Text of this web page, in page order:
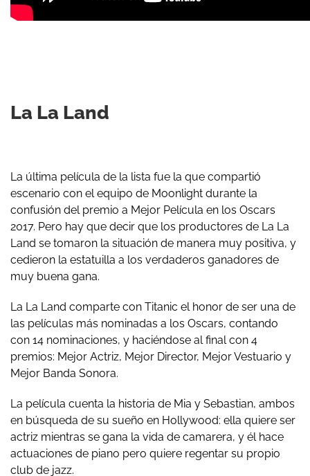
La La Land
La última película de la lista fue la que compartió
escenario con el equipo de Moonlight durante la
confusión del premio a Mejor Película en los Oscars
2017. Pero hay que decir que los productores de La La
Land se tomaron la situación de manera muy positiva, y
cedieron la estatuilla a los verdaderos ganadores de
muy buena gana.
La La Land comparte con Titanic el honor de ser una de
las películas más nominadas a los Oscars, contando
con 14 nominaciones, y haciéndose al final con 4
premios: Mejor Actriz, Mejor Director, Mejor Vestuario y
Mejor Banda Sonora.
La película cuenta la historia de Mia y Sebastian, ambos
en búsqueda de su sueño en Hollywood: ella quiere ser
actriz mientras se gana la vida de camarera, y él hace
actuaciones de piano pero quiere regentar su propio
club de jazz.